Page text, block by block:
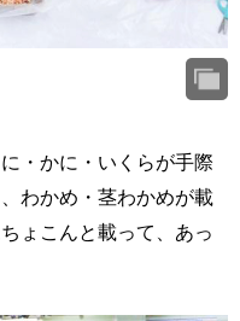
・かに・いくらが手際
わかめ・茎わかめが載
ょこんと載って、あっ